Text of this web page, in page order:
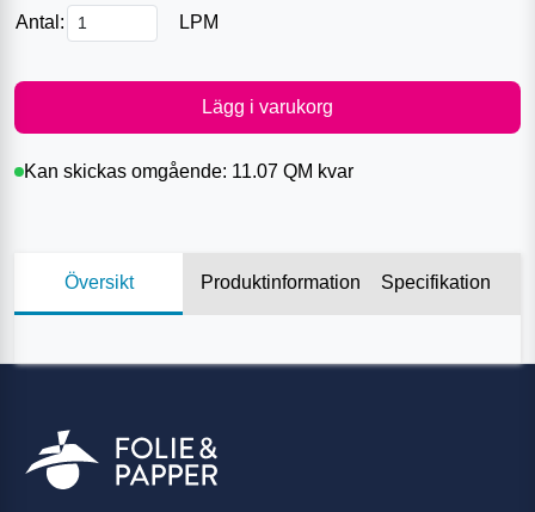
Antal: LPM
Lägg i varukorg
Kan skickas omgående: 11.07 QM kvar
Översikt Produktinformation Specifikation